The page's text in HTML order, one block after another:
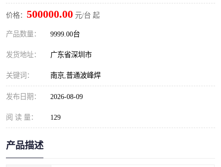
价格： 500000.00 元/台 起
产品数量： 9999.00台
发货地址： 广东省深圳市
关键词： 南京,普通波峰焊
发布日期： 2026-08-09
阅 读 量： 129
产品描述